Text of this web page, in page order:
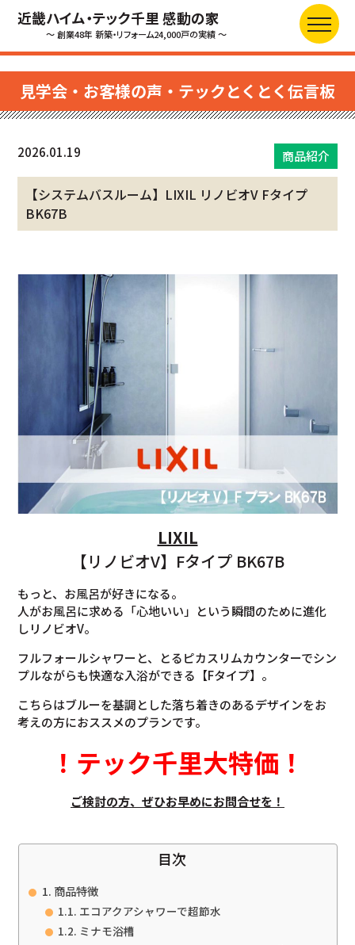
近畿ハイム・テック千里 感動の家
～ 創業48年 新築・リフォーム24,000戸の実績 ～
見学会・お客様の声・テックとくとく伝言板
2026.01.19 商品紹介
【システムバスルーム】LIXIL リノビオV Fタイプ
BK67B
LIXIL
【リノビオV】Fタイプ BK67B
もっと、お風呂が好きになる。
人がお風呂に求める「心地いい」という瞬間のために進化
しリノビオV。
フルフォールシャワーと、とるピカスリムカウンターでシン
プルながらも快適な入浴ができる【Fタイプ】。
こちらはブルーを基調とした落ち着きのあるデザインをお
考えの方におススメのプランです。
！ テック千里大特価 ！
ご検討の方、ぜひお早めにお問合せを！
目次
商品特徴
エコアクアシャワーで超節水
ミナモ浴槽